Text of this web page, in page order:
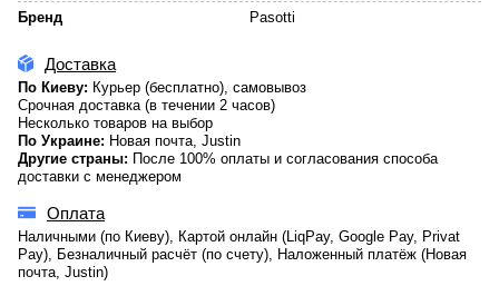
Бренд
Pasotti
Доставка
По Киеву: Курьер (бесплатно), самовывоз
Срочная доставка (в течении 2 часов)
Несколько товаров на выбор
По Украине: Новая почта, Justin
Другие страны: После 100% оплаты и согласования способа
доставки с менеджером
Оплата
Наличными (по Киеву), Картой онлайн (LiqPay, Google Pay, Privat
Pay), Безналичный расчёт (по счету), Наложенный платёж (Новая
почта, Justin)